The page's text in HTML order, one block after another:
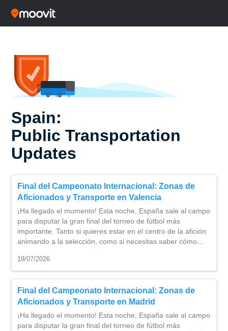
Spain:
Public Transportation
Updates
Final del Campeonato Internacional: Zonas de
Aficionados y Transporte en Valencia
¡Ha llegado el momento! Esta noche, España sale al campo
para disputar la gran final del torneo de fútbol más
importante. Tanto si quieres estar en el centro de la afición
animando a la selección, como si necesitas saber cómo…
19/07/2026
Final del Campeonato Internacional: Zonas de
Aficionados y Transporte en Madrid
¡Ha llegado el momento! Esta noche, España sale al campo
para disputar la gran final del torneo de fútbol más